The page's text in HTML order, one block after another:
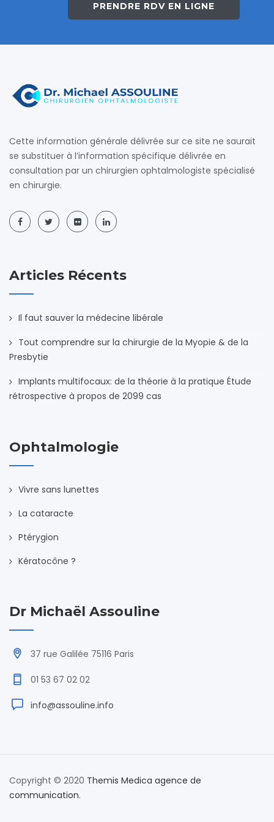
PRENDRE RDV EN LIGNE
Cette information générale délivrée sur ce site ne saurait
se substituer à l’information spécifique délivrée en
consultation par un chirurgien ophtalmologiste spécialisé
en chirurgie.
Articles Récents
Il faut sauver la médecine libérale
Tout comprendre sur la chirurgie de la Myopie & de la
Presbytie
Implants multifocaux: de la théorie à la pratique Étude
rétrospective à propos de 2099 cas
Ophtalmologie
Vivre sans lunettes
La cataracte
Ptérygion
Kératocône ?
Dr Michaël Assouline
37 rue Galilée 75116 Paris
01 53 67 02 02
info@assouline.info
Copyright © 2020 Themis Medica agence de
communication.